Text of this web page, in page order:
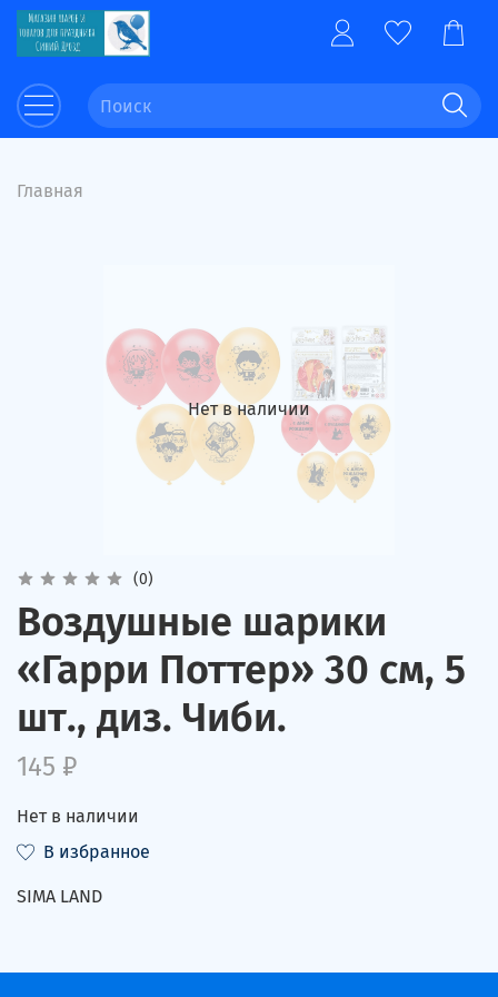
Главная
Нет в наличии
(0)
Воздушные шарики
«Гарри Поттер» 30 см, 5
шт., диз. Чиби.
145 ₽
Нет в наличии
В избранное
SIMA LAND